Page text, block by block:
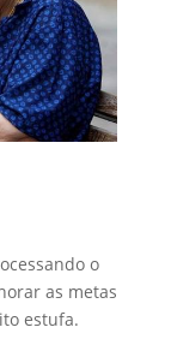
o
as metas
estufa.